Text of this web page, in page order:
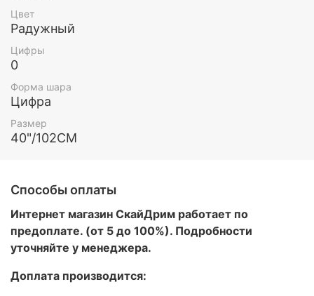
Цвет
Радужный
Цифры
0
Форма шара
Цифра
Размер
40"/102СМ
Способы оплаты
Интернет магазин СкайДрим работает по
предоплате. (от 5 до 100%). Подробности
уточняйте у менеджера.
Доплата производится: